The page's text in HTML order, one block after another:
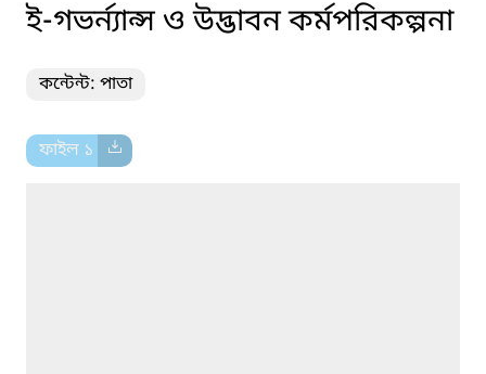
ই-গভর্ন্যান্স ও উদ্ভাবন কর্মপরিকল্পনা
কন্টেন্ট: পাতা
ফাইল ১